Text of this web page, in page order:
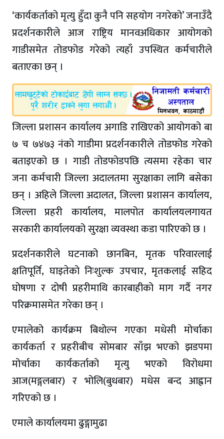
‘कार्यकर्ताको मृत्यु हुँदा कुनै पनि सहयोग नगरेको’ जनाउँदै
प्रदर्शनकारीले आज राष्ट्रिय मानवअधिकार आयोगको
गाडीसमेत तोडफोड गरेको त्यहाँ उपस्थित कर्मचारीले
बताएका छन् ।
जिल्ला प्रशासन कार्यालय अगाडि राखिएको आयोगको बा
७ च ७४७३ नंको गाडीमा प्रदर्शनकारीले तोडफोड गरेको
बताइएको छ । गाडी तोडफोडपछि त्यसमा रहेका चार
जना कर्मचारी जिल्ला अदालतमा सुरक्षाका लागि बसेका
छन् । अहिले जिल्ला अदालत, जिल्ला प्रशासन कार्यालय,
जिल्ला प्रहरी कार्यालय, मालपोत कार्यालयलगायत
सरकारी कार्यालयको सुरक्षा व्यवस्था कडा पारिएको छ ।
प्रदर्शनकारीले घटनाको छानबिन, मृतक परिवारलाई
क्षतिपूर्ति, घाइतेको निःशुल्क उपचार, मृतकलाई सहिद
घोषणा र दोषी प्रहरीमाथि कारबाहीको माग गर्दै नगर
परिक्रमासमेत गरेका छन् ।
एमालेको कार्यक्रम बिथोल्न गएका मधेसी मोर्चाका
कार्यकर्ता र प्रहरीबीच सोमबार साँझ भएको झडपमा
मोर्चाका कार्यकर्ताको मृत्यु भएको विरोधमा
आज(मङ्गलबार) र भोलि(बुधबार) मधेस बन्द आह्वान
गरिएको छ ।
एमाले कार्यालयमा ढुङ्गामुढा